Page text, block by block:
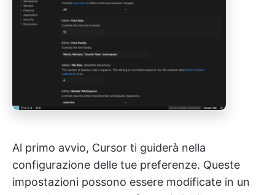
Al primo avvio, Cursor ti guiderà nella
configurazione delle tue preferenze. Queste
impostazioni possono essere modificate in un